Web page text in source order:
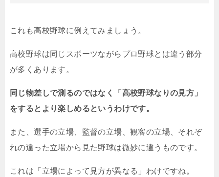
これも高校野球に例えてみましょう。
高校野球は同じスポーツながらプロ野球とは違う部分
が多くあります。
同じ物差しで測るのではなく「高校野球なりの見方」
をするとより楽しめるというわけです。
また、選手の立場、監督の立場、観客の立場、それぞ
れの違った立場から見た野球は微妙に違うものです。
これは「立場によって見方が異なる」わけですね。